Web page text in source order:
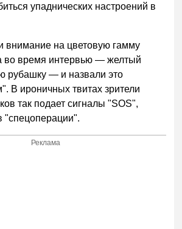
упаднических настроений в
внимание на цветовую гамму
во время интервью — желтый
рубашку — и назвали это
В ироничных твитах зрители
так подает сигналы "SOS",
"спецоперации".
Реклама